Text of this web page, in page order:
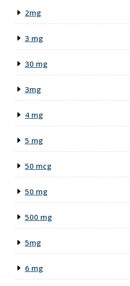
2mg
3 mg
30 mg
3mg
4 mg
5 mg
50 mcg
50 mg
500 mg
5mg
6 mg